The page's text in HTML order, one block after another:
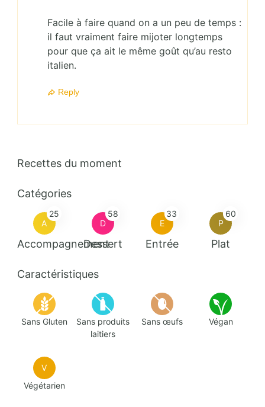
Facile à faire quand on a un peu de temps :
il faut vraiment faire mijoter longtemps
pour que ça ait le même goût qu’au resto
italien.
Reply
Recettes du moment
Catégories
A
25
Accompagnement
D
58
Dessert
E
33
Entrée
P
60
Plat
Caractéristiques
Sans Gluten
Sans produits
laitiers
Sans œufs Végan
V
Végétarien